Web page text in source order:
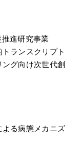
進研究事業
ランスクリプト
グ向け次世代創
る病態メカニズ